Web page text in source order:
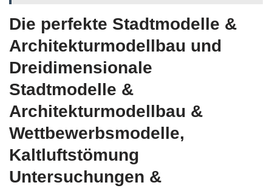
Die perfekte Stadtmodelle &
Architekturmodellbau und
Dreidimensionale
Stadtmodelle &
Architekturmodellbau &
Wettbewerbsmodelle,
Kaltluftstömung
Untersuchungen &